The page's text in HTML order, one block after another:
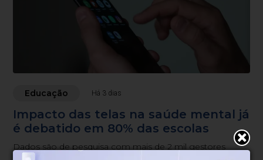
Educação Há 3 dias
Impacto das telas na saúde mental já
é debatido em 80% das escolas
Dados são de pesquisa com mais de 2 mil gestores